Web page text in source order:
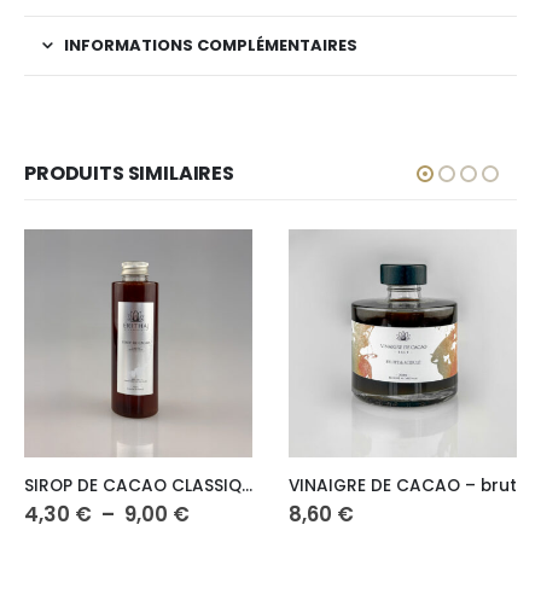
INFORMATIONS COMPLÉMENTAIRES
PRODUITS SIMILAIRES
SIROP DE CACAO CLASSIQUE
4,30 € – 9,00 €
VINAIGRE DE CACAO – brut
8,60 €